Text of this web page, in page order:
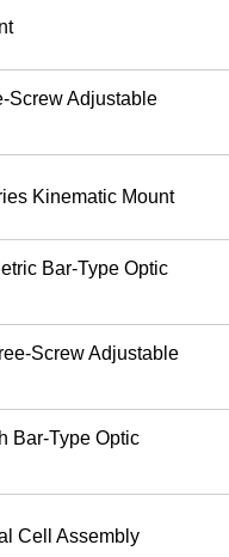
Screw Adjustable
Kinematic Mount
Bar-Type Optic
Screw Adjustable
Bar-Type Optic
Cell Assembly